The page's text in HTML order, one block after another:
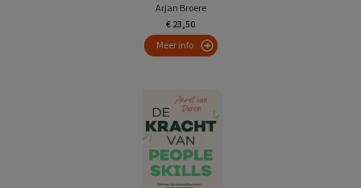
Arjan Broere
€ 23,50
Meer info